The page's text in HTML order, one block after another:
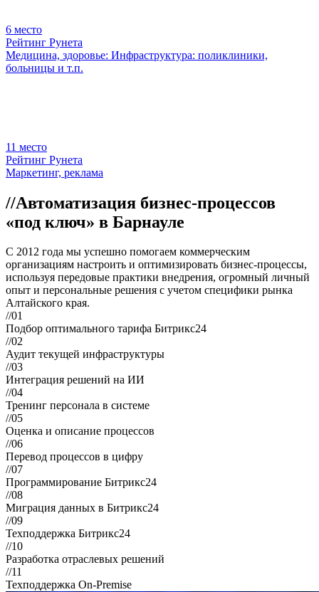
6 место
Рейтинг Рунета
Медицина, здоровье: Инфраструктура: поликлиники,
больницы и т.п.
11 место
Рейтинг Рунета
Маркетинг, реклама
//Автоматизация бизнес-процессов
«под ключ» в Барнауле
С 2012 года мы успешно помогаем коммерческим
организациям настроить и оптимизировать бизнес-процессы,
используя передовые практики внедрения, огромный личный
опыт и персональные решения с учетом специфики рынка
Алтайского края.
//01
Подбор оптимального тарифа Битрикс24
//02
Аудит текущей инфраструктуры
//03
Интеграция решений на ИИ
//04
Тренинг персонала в системе
//05
Оценка и описание процессов
//06
Перевод процессов в цифру
//07
Программирование Битрикс24
//08
Миграция данных в Битрикс24
//09
Техподдержка Битрикс24
//10
Разработка отраслевых решений
//11
Техподдержка On-Premise